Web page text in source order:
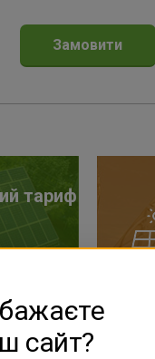
Замовити
тариф
сайт?